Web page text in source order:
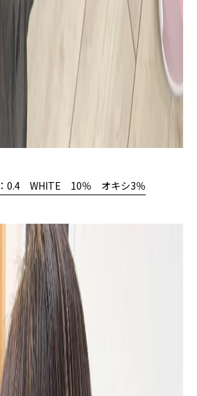
0.4 WHITE 10％ オキシ3％